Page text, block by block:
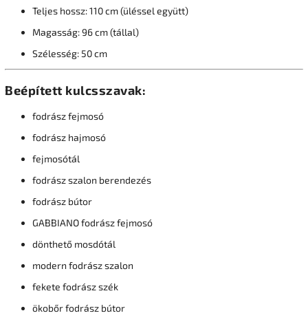
Teljes hossz: 110 cm (üléssel együtt)
Magasság: 96 cm (tállal)
Szélesség: 50 cm
Beépített kulcsszavak:
fodrász fejmosó
fodrász hajmosó
fejmosótál
fodrász szalon berendezés
fodrász bútor
GABBIANO fodrász fejmosó
dönthető mosdótál
modern fodrász szalon
fekete fodrász szék
ökobőr fodrász bútor